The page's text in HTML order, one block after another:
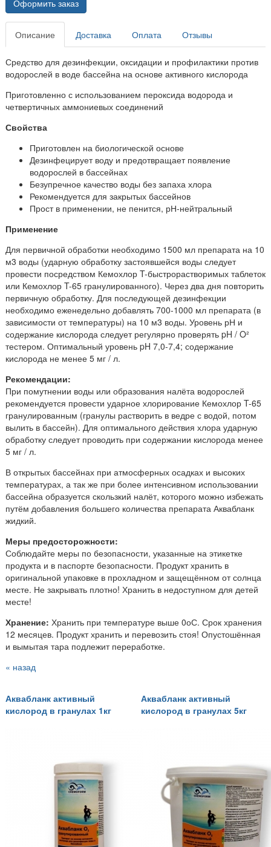
Оформить заказ
Описание Доставка Оплата Отзывы
Средство для дезинфекции, оксидации и профилактики против
водорослей в воде бассейна на основе активного кислорода
Приготовленно с использованием пероксида водорода и
четвертичных аммониевых соединений
Свойства
Приготовлен на биологической основе
Дезинфецирует воду и предотвращает появление
водорослей в бассейнах
Безупречное качество воды без запаха хлора
Рекомендуется для закрытых бассейнов
Прост в применении, не пенится, рН-нейтральный
Применение
Для первичной обработки необходимо 1500 мл препарата на 10
м3 воды (ударную обработку застоявшейся воды следует
провести посредством Кемохлор T-быстрорастворимых таблеток
или Кемохлор T-65 гранулированного). Через два дня повторить
первичную обработку. Для последующей дезинфекции
необходимо еженедельно добавлять 700-1000 мл препарата (в
зависимости от температуры) на 10 м3 воды. Уровень рН и
содержание кислорода следует регулярно проверять pH / O²
тестером. Оптимальный уровень pH 7,0-7,4; содержание
кислорода не менее 5 мг / л.
Рекомендации:
При помутнении воды или образования налёта водорослей
рекомендуется провести ударное хлорирование Кемохлор T-65
гранулированным (гранулы растворить в ведре с водой, потом
вылить в бассейн). Для оптимального действия хлора ударную
обработку следует проводить при содержании кислорода менее
5 мг / л.
В открытых бассейнах при атмосферных осадках и высоких
температурах, а так же при более интенсивном использовании
бассейна образуется скользкий налёт, которого можно избежать
путём добавления большего количества препарата Аквабланк
жидкий.
Меры предосторожности:
Соблюдайте меры по безопасности, указанные на этикетке
продукта и в паспорте безопасности. Продукт хранить в
оригинальной упаковке в прохладном и защещённом от солнца
месте. Не закрывать плотно! Хранить в недоступном для детей
месте!
Хранение: Хранить при температуре выше 0оС. Срок хранения
12 месяцев. Продукт хранить и перевозить стоя! Опустошённая
и вымытая тара подлежит переработке.
« назад
Аквабланк активный
кислород в гранулах 1кг
Аквабланк активный
кислород в гранулах 5кг